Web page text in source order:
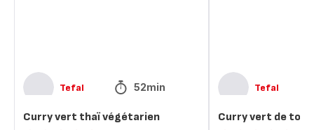
Tefal 52min
Curry vert thaï végétarien
Tefal
Curry vert de tofu